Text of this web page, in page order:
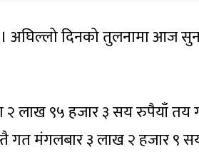
अघिल्लो दिनको तुलनामा आज
लाख ९५ हजार ३ सय रुपैयाँ तय
गत मंगलबार ३ लाख २ हजार ९